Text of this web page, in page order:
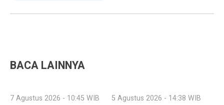
BACA LAINNYA
7 Agustus 2026 - 10:45 WIB
5 Agustus 2026 - 14:38 WIB